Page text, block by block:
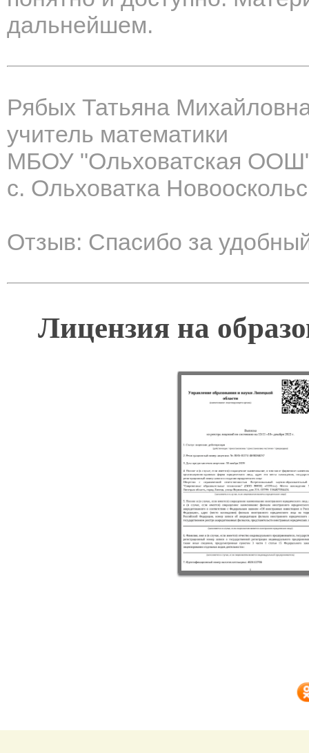
дальнейшем.
Рябых Татьяна
учитель математики
МБОУ "Ольховатская
с. Ольховатка
Отзыв: Спасибо за
Лицензия на